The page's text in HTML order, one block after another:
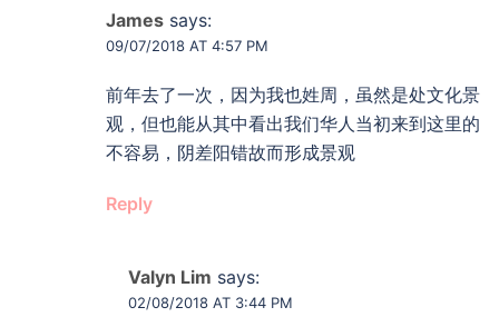
James says:
09/07/2018 AT 4:57 PM
前年去了一次，因为我也姓周，虽然是处文化景
观，但也能从其中看出我们华人当初来到这里的
不容易，阴差阳错故而形成景观
Reply
Valyn Lim says:
02/08/2018 AT 3:44 PM